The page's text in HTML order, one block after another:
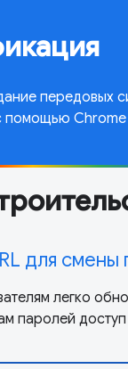
передовых
помощью Chrome
для смены
легко
паролей